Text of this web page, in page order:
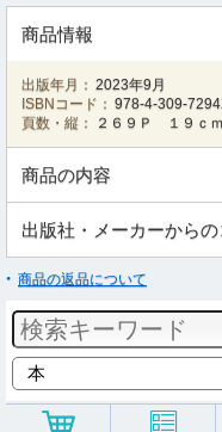
商品情報
出版年月： 2023年9月
ISBNコード： 978-4-309-
頁数・縦：
２６９Ｐ １９ｃｍ
商品の内容
出版社・メーカーからの
商品の返品について